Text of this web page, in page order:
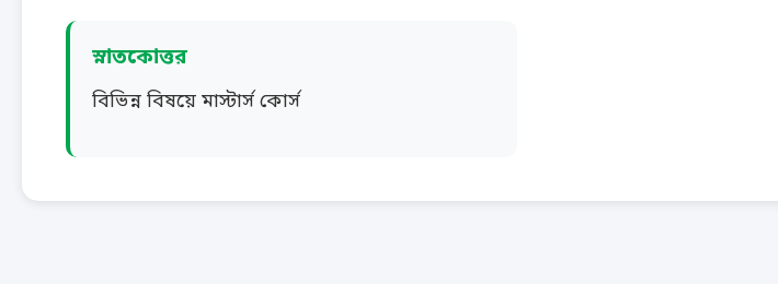
স্নাতকোত্তর
বিভিন্ন বিষয়ে মাস্টার্স কোর্স